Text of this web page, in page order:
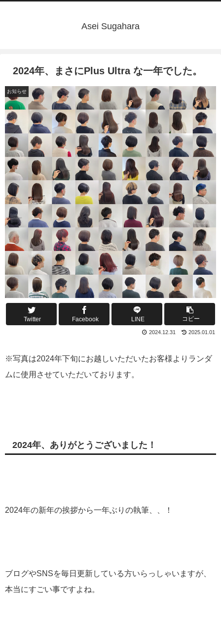
Asei Sugahara
2024年、まさにPlus Ultra な一年でした。
お知らせ
Twitter Facebook LINE コピー
2025.01.01
2024.12.31
※写真は2024年下旬にお越しいただいたお客様よりランダ
ムに使用させていただいております。
2024年、ありがとうございました！
2024年の新年の挨拶から一年ぶりの執筆、、！
ブログやSNSを毎日更新している方いらっしゃいますが、
本当にすごい事ですよね。